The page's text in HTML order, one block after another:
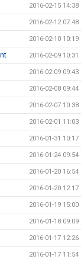
2016-02-15 14:38
2016-02-12 07:48
2016-02-10 10:19
2016-02-09 10:31
2016-02-09 09:43
2016-02-08 09:44
2016-02-07 10:38
2016-02-01 11:03
2016-01-31 10:17
2016-01-24 09:54
2016-01-20 16:54
2016-01-20 12:17
2016-01-19 15:00
2016-01-18 09:09
2016-01-17 12:26
2016-01-17 11:54